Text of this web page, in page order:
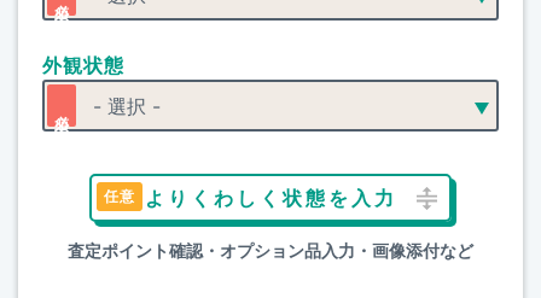
外観状態
よりくわしく状態を入力
査定ポイント確認・オプション品入力・画像添付など